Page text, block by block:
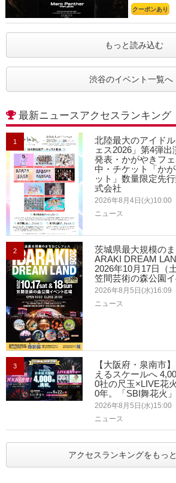
クーポンあり
もっと読み込む
渋谷のイベント一覧へ
最新ニュースアクセスランキング
1
北陸最大のアイド
ェス2026」第4弾
発表・かがやきフ
中・チケット「か
ット」数量限定先
式会社
2026年8月4日(火)10:00
ニュース
2
茨城県最大規模の
ARAKI DREAM
2026年10月17日（
笠間芸術の森公園
2026年8月5日(水)16:09
ニュース
3
【大阪府・泉南市
えるスケールへ
0社の尺玉×LIVE花
0年。「SBI舞花火
2026年8月5日(水)15:00
ニュース
アクセスランキングをもっ